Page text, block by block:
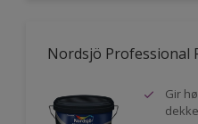
Nordsjö Professional
Gir